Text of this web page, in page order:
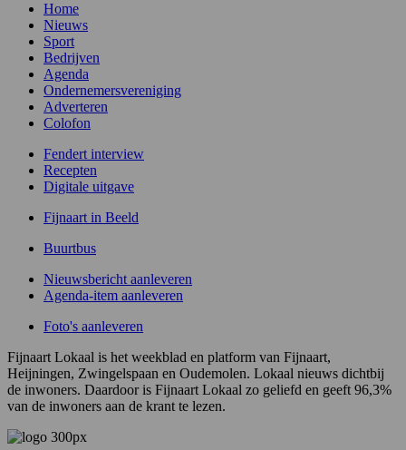
Home
Nieuws
Sport
Bedrijven
Agenda
Ondernemersvereniging
Adverteren
Colofon
Fendert interview
Recepten
Digitale uitgave
Fijnaart in Beeld
Buurtbus
Nieuwsbericht aanleveren
Agenda-item aanleveren
Foto's aanleveren
Fijnaart Lokaal is het weekblad en platform van Fijnaart,
Heijningen, Zwingelspaan en Oudemolen. Lokaal nieuws dichtbij
de inwoners. Daardoor is Fijnaart Lokaal zo geliefd en geeft 96,3%
van de inwoners aan de krant te lezen.